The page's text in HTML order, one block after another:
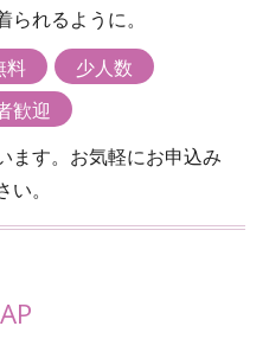
られるように。
料
少人数
歓迎
ます。お気軽にお申込み
い。